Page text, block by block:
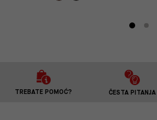
TREBATE POMOĆ? ČESTA PITANJA